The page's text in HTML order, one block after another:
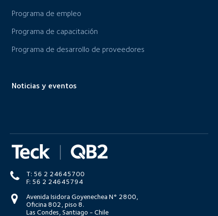
Programa de empleo
Programa de capacitación
Programa de desarrollo de proveedores
Noticias y eventos
T: 56 2 24645700
F: 56 2 24645794
Avenida Isidora Goyenechea N° 2800,
Oficina 802, piso 8.
Las Condes, Santiago - Chile